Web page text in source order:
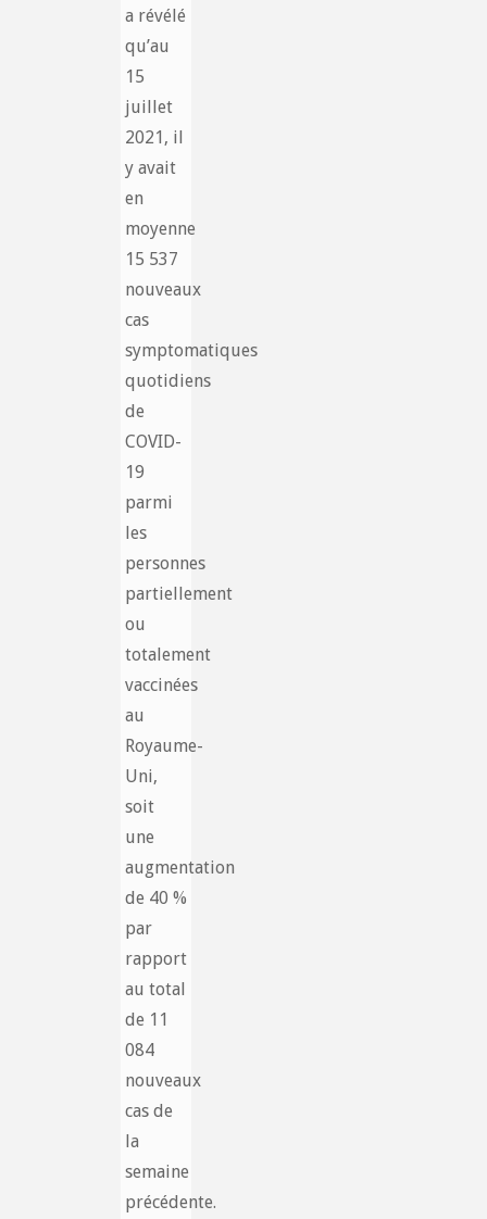
a révélé
qu’au
15
juillet
2021, il
y avait
en
moyenne
15 537
nouveaux
cas
symptomatiques
quotidiens
de
COVID-
19
parmi
les
personnes
partiellement
ou
totalement
vaccinées
au
Royaume-
Uni,
soit
une
augmentation
de 40 %
par
rapport
au total
de 11
084
nouveaux
cas de
la
semaine
précédente.